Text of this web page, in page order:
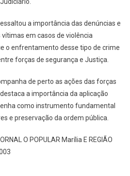
a importância das denúncias e
em casos de violência
o enfrentamento desse tipo de crime
forças de segurança e Justiça.
de perto as ações das forças
a importância da aplicação
como instrumento fundamental
e preservação da ordem pública.
O POPULAR Marília E REGIÃO